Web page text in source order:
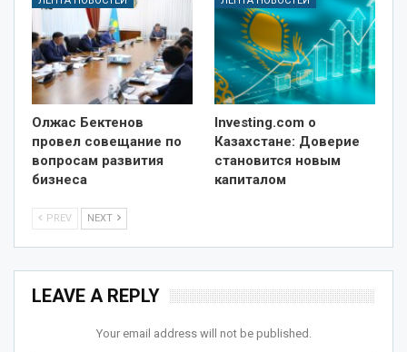
Олжас Бектенов
провел совещание по
вопросам развития
бизнеса
Investing.com о
Казахстане: Доверие
становится новым
капиталом
PREV NEXT
LEAVE A REPLY
Your email address will not be published.